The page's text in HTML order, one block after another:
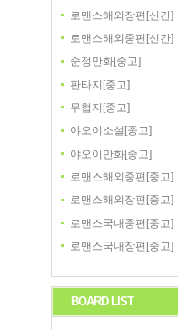
로맨스해외장편[신간]
로맨스해외중편[신간]
순정만화[중고]
판타지[중고]
무협지[중고]
야오이소설[중고]
야오이만화[중고]
로맨스해외중편[중고]
로맨스해외장편[중고]
로맨스국내중편[중고]
로맨스국내장편[중고]
BOARD LIST